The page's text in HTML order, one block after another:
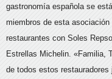
gastronomía española se
miembros de esta
restaurantes con Soles
Estrellas Michelin. «Familia,
de todos estos